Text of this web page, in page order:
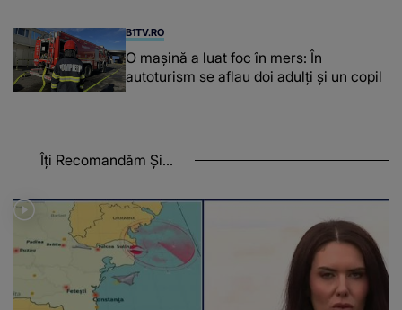
B1TV.RO
O maşină a luat foc în mers: În
autoturism se aflau doi adulți și un copil
Îți Recomandăm Și...